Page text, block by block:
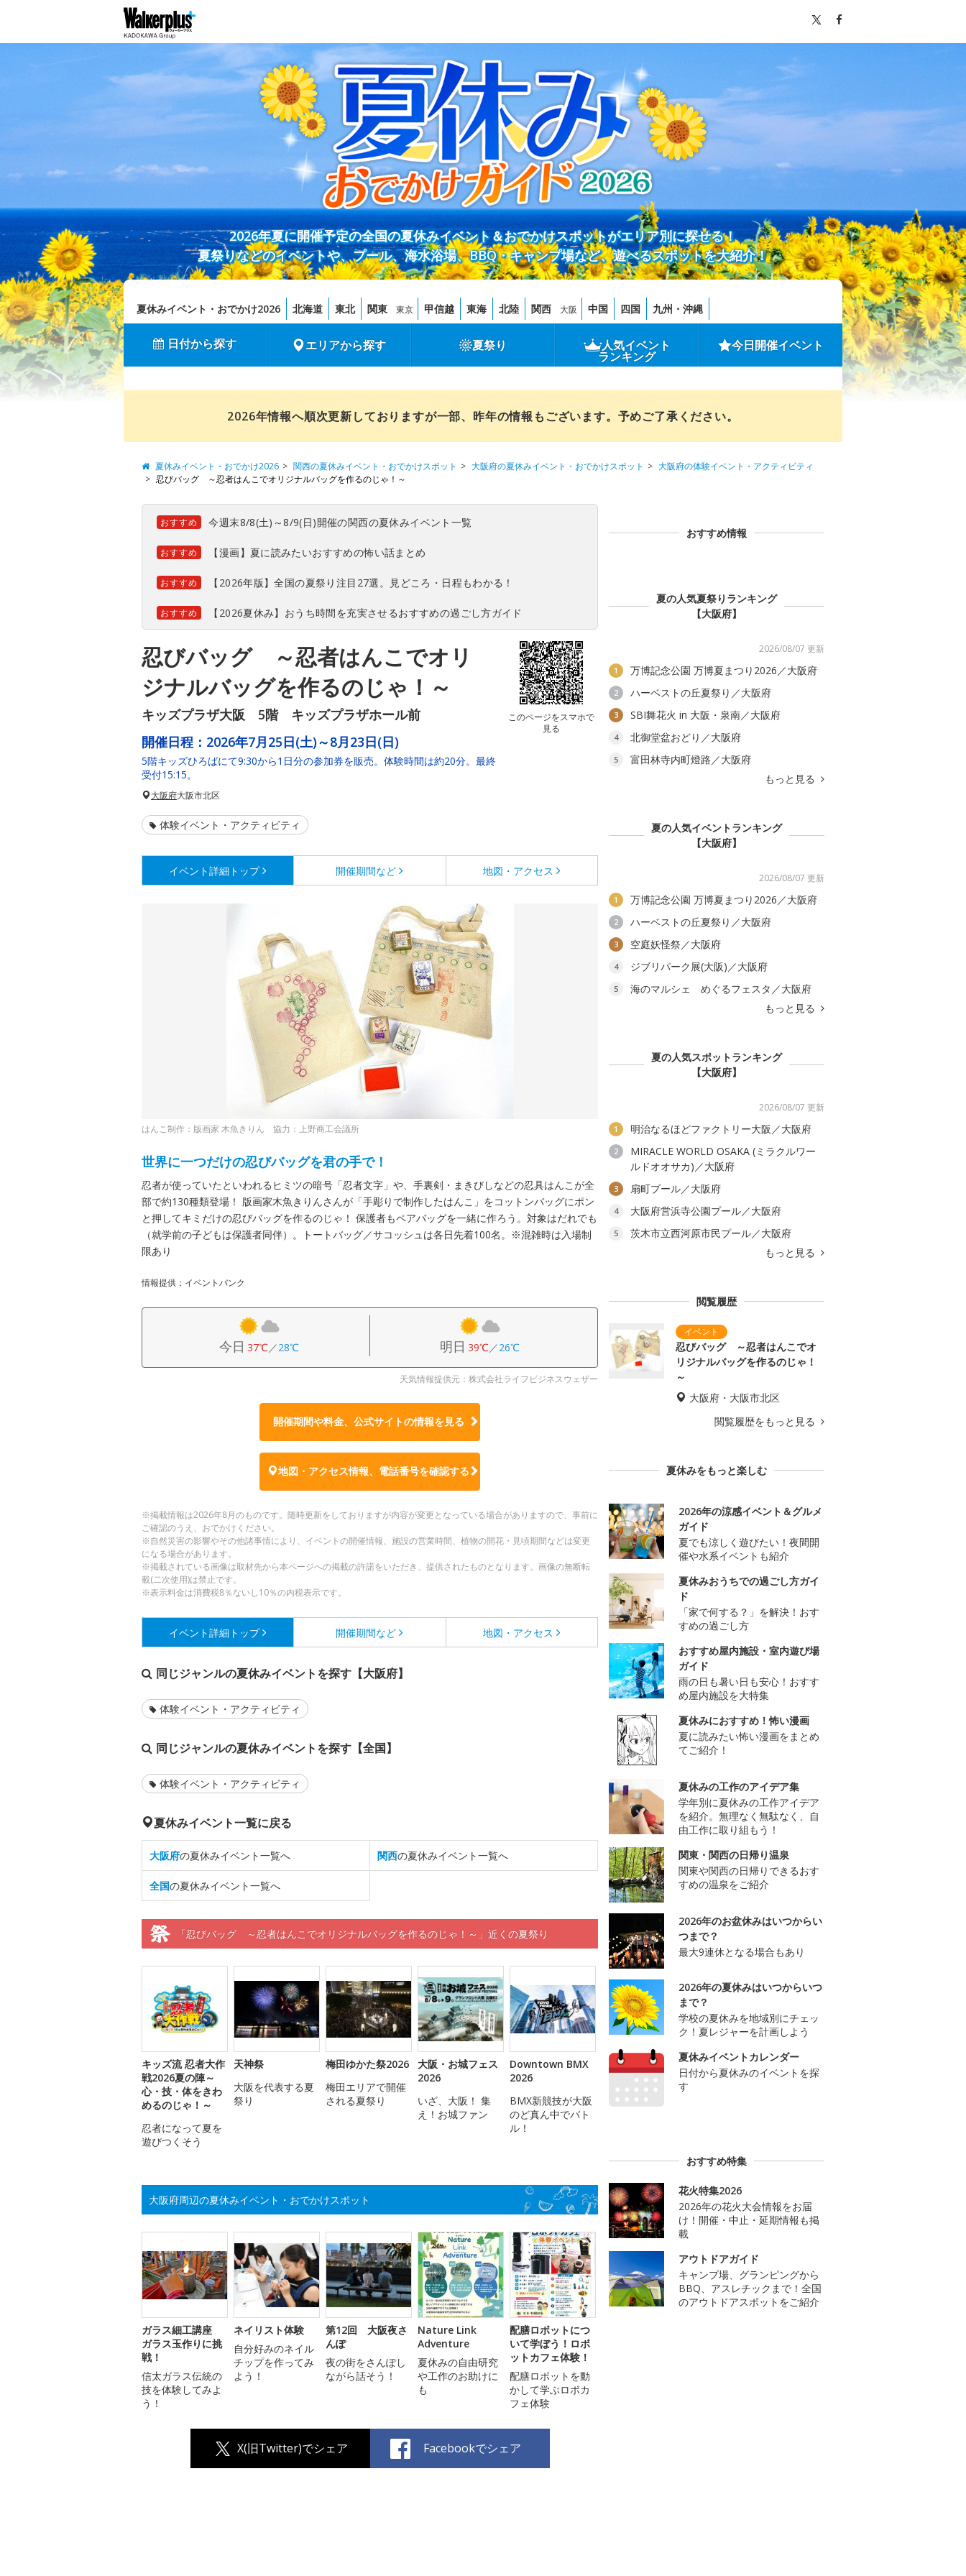
2026年夏に開催予定の全国の夏休みイベント＆おでかけスポットがエリア別に探せる！
夏祭りなどのイベントや、プール、海水浴場、BBQ・キャンプ場など、遊べるスポットを大紹介！
夏休みイベント・おでかけ2026 北海道 東北 関東 東京 甲信越 東海 北陸 関西 大阪 中国 四国 九州・沖縄
日付から探す エリアから探す 夏祭り 人気イベント
ランキング
今日開催イベント
2026年情報へ順次更新しておりますが一部、昨年の情報もございます。予めご了承ください。
夏休みイベント・おでかけ2026 関西の夏休みイベント・おでかけスポット 大阪府の夏休みイベント・おでかけスポット
大阪府の体験イベント・アクティビティ
忍びバッグ ～忍者はんこでオリジナルバッグを作るのじゃ！～
おすすめ 今週末8/8(土)～8/9(日)開催の関西の夏休みイベント一覧
おすすめ 【漫画】夏に読みたいおすすめの怖い話まとめ
おすすめ 【2026年版】全国の夏祭り注目27選。見どころ・日程もわかる！
おすすめ 【2026夏休み】おうち時間を充実させるおすすめの過ごし方ガイド
忍びバッグ ～忍者はんこでオリ
ジナルバッグを作るのじゃ！～
キッズプラザ大阪 5階 キッズプラザホール前
このページをスマホで
見る
開催日程： 2026年7月25日(土)～8月23日(日)
5階キッズひろばにて9:30から1日分の参加券を販売。体験時間は約20分。最終
受付15:15。
大阪府大阪市北区
体験イベント・アクティビティ
イベント詳細 トップ 開催期間など 地図・アクセス
はんこ制作：版画家 木魚きりん 協力：上野商工会議所
世界に一つだけの忍びバッグを君の手で！
忍者が使っていたといわれるヒミツの暗号「忍者文字」や、手裏剣・まきびしなどの忍具はんこが全
部で約130種類登場！ 版画家木魚きりんさんが「手彫りで制作したはんこ」をコットンバッグにポン
と押してキミだけの忍びバッグを作るのじゃ！ 保護者もペアバッグを一緒に作ろう。対象はだれでも
（就学前の子どもは保護者同伴）。トートバッグ／サコッシュは各日先着100名。※混雑時は入場制
限あり
情報提供：イベントバンク
今日 37℃／28℃ 明日 39℃／26℃
天気情報提供元：株式会社ライフビジネスウェザー
開催期間や料金、公式サイトの情報を見る
地図・アクセス情報、電話番号を確認する
※掲載情報は2026年8月のものです。随時更新をしておりますが内容が変更となっている場合がありますので、事前に
ご確認のうえ、おでかけください。
※自然災害の影響やその他諸事情により、イベントの開催情報、施設の営業時間、植物の開花・見頃期間などは変更
になる場合があります。
※掲載されている画像は取材先から本ページへの掲載の許諾をいただき、提供されたものとなります。画像の無断転
載(二次使用)は禁止です。
※表示料金は消費税8％ないし10％の内税表示です。
イベント詳細 トップ 開催期間など 地図・アクセス
同じジャンルの夏休みイベントを探す【大阪府】
体験イベント・アクティビティ
同じジャンルの夏休みイベントを探す【全国】
体験イベント・アクティビティ
夏休みイベント一覧に戻る
大阪府の夏休みイベント一覧へ 関西の夏休みイベント一覧へ
全国の夏休みイベント一覧へ
「忍びバッグ ～忍者はんこでオリジナルバッグを作るのじゃ！～」近くの夏祭り
キッズ流 忍者大作
戦2026夏の陣～
心・技・体をきわ
めるのじゃ！～
忍者になって夏を
遊びつくそう
天神祭
大阪を代表する夏
祭り
梅田ゆかた祭2026
梅田エリアで開催
される夏祭り
大阪・お城フェス
2026
いざ、大阪！ 集
え！お城ファン
Downtown BMX
2026
BMX新競技が大阪
のど真ん中でバト
ル！
大阪府周辺の夏休みイベント・おでかけスポット
ガラス細工講座
ガラス玉作りに挑
戦！
信太ガラス伝統の
技を体験してみよ
う！
ネイリスト体験
自分好みのネイル
チップを作ってみ
よう！
第12回 大阪夜さ
んぽ
夜の街をさんぽし
ながら話そう！
Nature Link
Adventure
夏休みの自由研究
や工作のお助けに
も
配膳ロボットにつ
いて学ぼう！ロボ
ットカフェ体験！
配膳ロボットを動
かして学ぶロボカ
フェ体験
X(旧Twitter)でシェア Facebookでシェア
おすすめ情報
夏の人気夏祭りランキング
【大阪府】
2026/08/07 更新
1 万博記念公園 万博夏まつり2026／大阪府
2 ハーベストの丘夏祭り／大阪府
3 SBI舞花火 in 大阪・泉南／大阪府
4 北御堂盆おどり／大阪府
5
富田林寺内町燈路／大阪府
もっと見る
夏の人気イベントランキング
【大阪府】
2026/08/07 更新
1 万博記念公園 万博夏まつり2026／大阪府
2 ハーベストの丘夏祭り／大阪府
3 空庭妖怪祭／大阪府
4 ジブリパーク展(大阪)／大阪府
5
海のマルシェ めぐるフェスタ／大阪府
もっと見る
夏の人気スポットランキング
【大阪府】
2026/08/07 更新
1 明治なるほどファクトリー大阪／大阪府
2
MIRACLE WORLD OSAKA (ミラクルワー
ルドオオサカ)／大阪府
3 扇町プール／大阪府
4 大阪府営浜寺公園プール／大阪府
5
茨木市立西河原市民プール／大阪府
もっと見る
閲覧履歴
忍びバッグ ～忍者はんこでオ
リジナルバッグを作るのじゃ！
～
大阪府・大阪市北区
閲覧履歴をもっと見る
夏休みをもっと楽しむ
2026年の涼感イベント＆グルメ
ガイド
夏でも涼しく遊びたい！夜間開
催や水系イベントも紹介
夏休みおうちでの過ごし方ガイ
ド
「家で何する？」を解決！おす
すめの過ごし方
おすすめ屋内施設・室内遊び場
ガイド
雨の日も暑い日も安心！おすす
め屋内施設を大特集
夏休みにおすすめ！怖い漫画
夏に読みたい怖い漫画をまとめ
てご紹介！
夏休みの工作のアイデア集
学年別に夏休みの工作アイデア
を紹介。無理なく無駄なく、自
由工作に取り組もう！
関東・関西の日帰り温泉
関東や関西の日帰りできるおす
すめの温泉をご紹介
2026年のお盆休みはいつからい
つまで？
最大9連休となる場合もあり
2026年の夏休みはいつからいつ
まで？
学校の夏休みを地域別にチェッ
ク！夏レジャーを計画しよう
夏休みイベントカレンダー
日付から夏休みのイベントを探
す
おすすめ特集
花火特集2026
2026年の花火大会情報をお届
け！開催・中止・延期情報も掲
載
アウトドアガイド
キャンプ場、グランピングから
BBQ、アスレチックまで！全国
のアウトドアスポットをご紹介